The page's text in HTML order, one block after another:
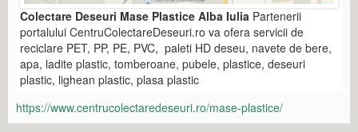
Colectare Deseuri Mase Plastice Alba Iulia Partenerii
portalului CentruColectareDeseuri.ro va ofera servicii de
reciclare PET, PP, PE, PVC, paleti HD deseu, navete de bere,
apa, ladite plastic, tomberoane, pubele, plastice, deseuri
plastic, lighean plastic, plasa plastic
https://www.centrucolectaredeseuri.ro/mase-plastice/